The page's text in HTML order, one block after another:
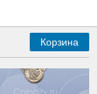
Корзина